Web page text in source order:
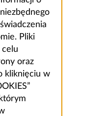
Pliki
oraz
kliknięciu w